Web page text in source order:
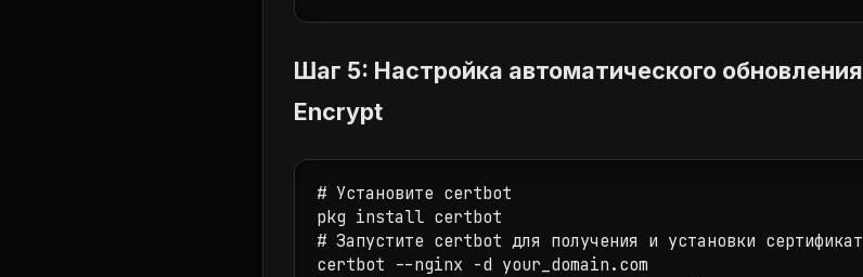
Шаг 5: Настройка автоматического
Encrypt
# Установите certbot
pkg install certbot
# Запустите certbot для получения и установки
certbot --nginx -d your_domain.com